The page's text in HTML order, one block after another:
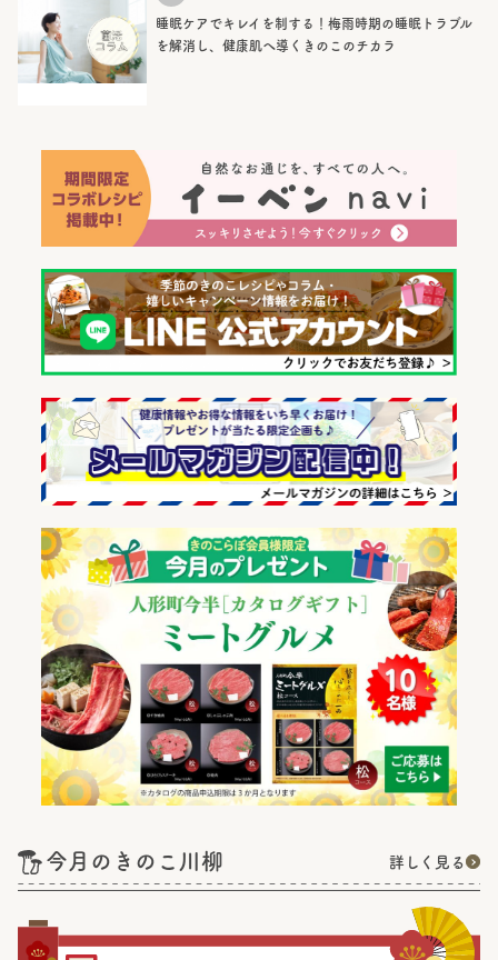
睡眠ケアでキレイを制する！梅雨時期の睡眠トラブル
を解消し、健康肌へ導くきのこのチカラ
今月のきのこ川柳 詳しく見る